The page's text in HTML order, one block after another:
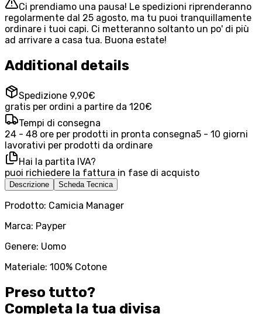
Ci prendiamo una pausa! Le spedizioni riprenderanno
regolarmente dal 25 agosto, ma tu puoi tranquillamente
ordinare i tuoi capi. Ci metteranno soltanto un po' di più
ad arrivare a casa tua. Buona estate!
Additional details
Spedizione 9,90€
gratis per ordini a partire da 120€
Tempi di consegna
24 - 48 ore per prodotti in pronta consegna5 - 10 giorni
lavorativi per prodotti da ordinare
Hai la partita IVA?
puoi richiedere la fattura in fase di acquisto
Descrizione Scheda Tecnica
Prodotto: Camicia Manager
Marca: Payper
Genere: Uomo
Materiale: 100% Cotone
Preso tutto?
Completa la tua divisa